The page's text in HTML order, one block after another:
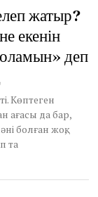
жатыр?
екенін
деп
Көптеген
ағасы да бар,
болған жоқ,
та